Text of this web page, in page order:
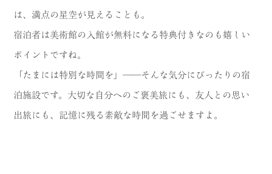
は、満点の星空が見えることも。
宿泊者は美術館の入館が無料になる特典付きなのも嬉しい
ポイントですね。
「たまには特別な時間を」――そんな気分にぴったりの宿
泊施設です。大切な自分へのご褒美旅にも、友人との思い
出旅にも、記憶に残る素敵な時間を過ごせますよ。